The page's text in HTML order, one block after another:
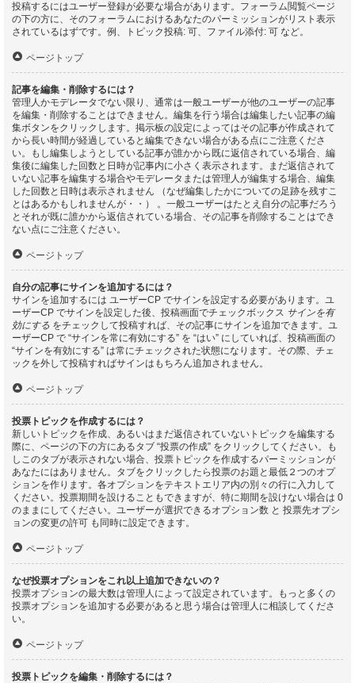
投稿するにはユーザー登録が必要な場合があります。フォーラム閲覧ページ
の下の方に、そのフォーラムにおけるあなたのパーミッションがリスト表示
されているはずです。例、トピック投稿: 可、ファイル添付: 可 など。
ページトップ
記事を編集・削除するには？
管理人かモデレータでない限り、通常は一般ユーザーが他のユーザーの記事
を編集・削除することはできません。編集を行う場合は編集したい記事の編
集ボタンをクリックします。掲示板の設定によってはその記事が作成されて
から長い時間が経過していると編集できない場合がある点にご注意くださ
い。もし編集しようとしている記事が誰かから既に返信されている場合、編
集後に編集した回数と日時が記事内に小さく表示されます。まだ返信されて
いない記事を編集する場合やモデレータまたは管理人が編集する場合、編集
した回数と日時は表示されません （なぜ編集したかについての足跡を残すこ
とはあるかもしれませんが・・） 。一般ユーザーはたとえ自分の記事だろう
とそれが既に誰かから返信されている場合、その記事を削除することはでき
ない点にご注意ください。
ページトップ
自分の記事にサインを追加するには？
サインを追加するには ユーザーCP でサインを設定する必要があります。ユ
ーザーCP でサインを設定した後、投稿画面でチェックボックス サインを有
効にする をチェックして投稿すれば、その記事にサインを追加できます。ユ
ーザーCP で “サインを常に有効にする” を “はい” にしていれば、投稿画面の
“サインを有効にする” は常にチェックされた状態になります。その際、チェ
ックを外して投稿すればサインはもちろん追加されません。
ページトップ
投票トピックを作成するには？
新しいトピックを作成、あるいはまだ返信されていないトピックを編集する
際に、ページの下の方にあるタブ “投票の作成” をクリックしてください。も
しこのタブが表示されない場合、投票トピックを作成するパーミッションが
あなたにはありません。タブをクリックしたら投票のお題と最低２つのオプ
ションを作ります。各オプションをテキストエリア内の別々の行に入力して
ください。投票期間を設けることもできますが、特に期間を設けない場合は 0
のままにしてください。ユーザーが選択できるオプション数 と 投票先オプシ
ョンの変更の許可 も同時に設定できます。
ページトップ
なぜ投票オプションをこれ以上追加できないの？
投票オプションの最大数は管理人によって設定されています。もっと多くの
投票オプションを追加する必要があると思う場合は管理人に相談してくださ
い。
ページトップ
投票トピックを編集・削除するには？